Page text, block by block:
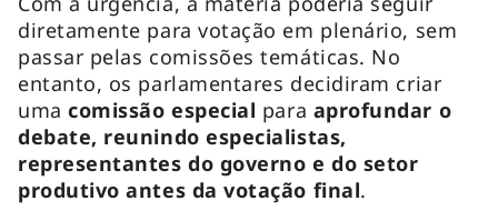
diretamente para votação em plenário, sem
passar pelas comissões temáticas. No
entanto, os parlamentares decidiram criar
umacomissão especial para aprofundar o
debate, reunindo especialistas,
representantes do governo e do setor
produtivo antes da votação final.